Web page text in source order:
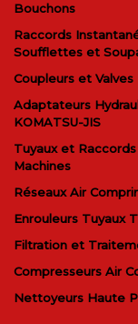
Bouchons
Raccords
Soufflettes et
Coupleurs et Valves
Adaptateurs
KOMATSU-JIS
Tuyaux et
Machines
Réseaux Air
Enrouleurs Tuyaux
Filtration et
Compresseurs Air
Nettoyeurs Haute